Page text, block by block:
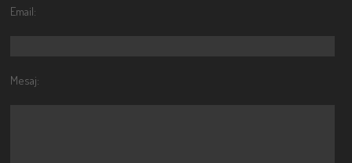
Email:
Mesaj: